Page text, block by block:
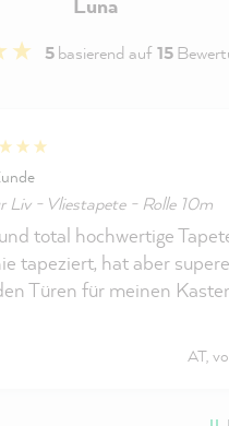
5basierend auf15
Liv - Vliestapete - Rolle 10m
total hochwertige
tapeziert, hat aber
Türen für meinen
AT,